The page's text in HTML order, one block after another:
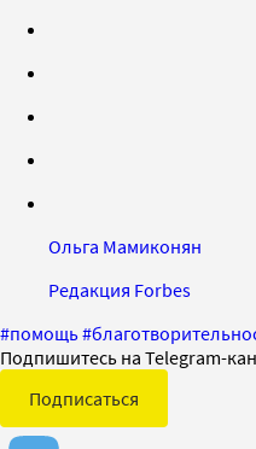
Ольга Мамиконян
Редакция Forbes
#помощь#
Подпишитесь на Telegram-
Подписаться